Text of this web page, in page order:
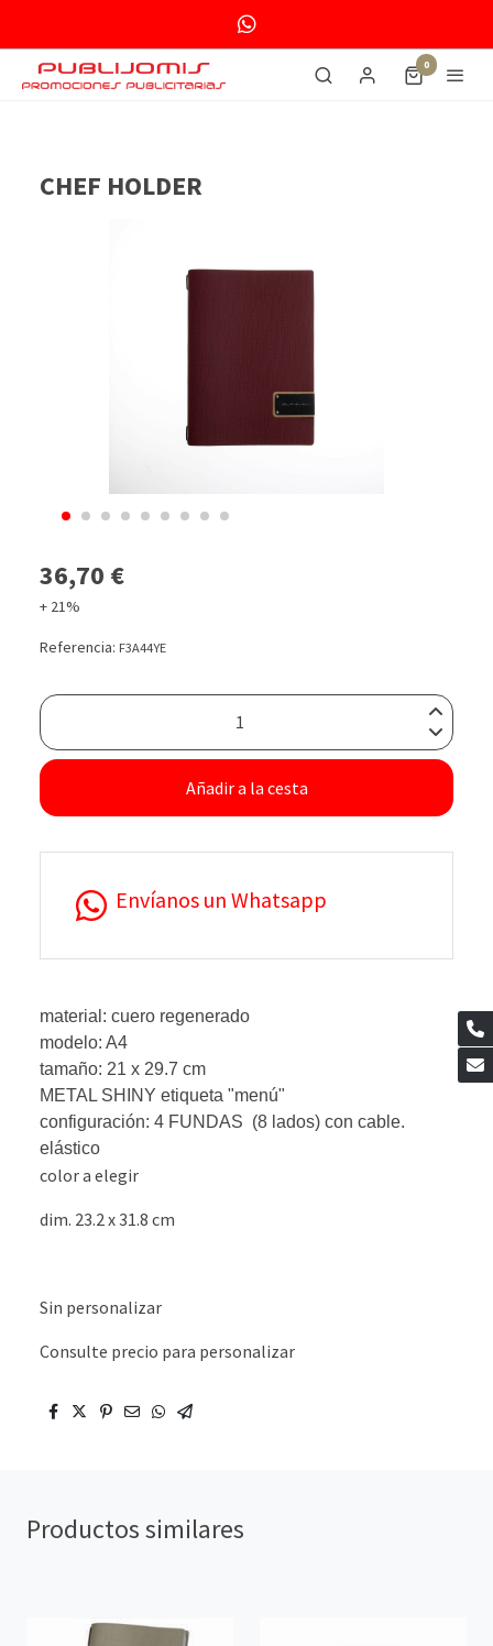
0
CHEF HOLDER
36,70 €
+ 21%
Referencia: F3A44YE
Añadir a la cesta
Envíanos un Whatsapp
material: cuero regenerado
modelo: A4
tamaño: 21 x 29.7 cm
METAL SHINY etiqueta "menú"
configuración: 4 FUNDAS (8 lados) con cable.
elástico
color a elegir
dim. 23.2 x 31.8 cm
Sin personalizar
Consulte precio para personalizar
Productos similares